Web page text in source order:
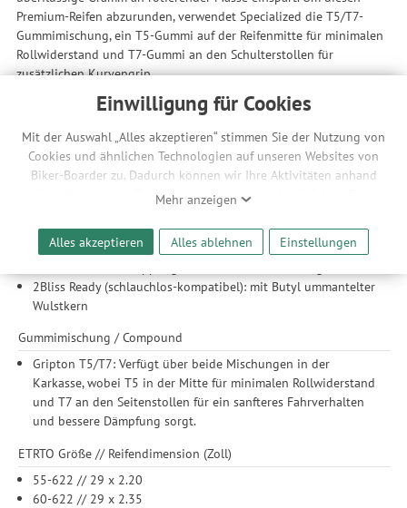
Einwilligung für Cookies
Mit der Auswahl „Alles akzeptieren“ stimmen Sie der Nutzung von
Cookies und ähnlichen Technologien auf unseren Websites von
Biker-Boarder zu. Dadurch können wir Ihre Aktivitäten anhand
Ihrer Geräte- und Browsereinstellungen nachvollziehen. Dies
Werbeanzeigen für Sie bereitzustellen sowie Funktionalitäten
unserer Website sicherzustellen und stetig zu verbessern. Dabei
werden Ihre Daten auch an Drittanbieter und Werbepartner
weitergegeben. Die Verarbeitung erfolgt ausschließlich zum
Zwecke der Einbindung von Streaming-Inhalten und der
Produktempfehlungen und nutzungsbasierter Werbung.
Informationen zu den einzelnen Funktionen, den Drittanbietern
und der Speicherdauer finden Sie unter Einstellungen. Diese
Einwilligung ist freiwillig, für die Nutzung unserer Website nicht
erforderlich und gilt, bis sie widerrufen wird. Sie können Ihre
Drittanbieter erteilen und jederzeit für die Zukunft widerrufen.
Mehr anzeigen
Alles akzeptieren Alles ablehnen Einstellungen
Premium-Reifen abzurunden, verwendet Specialized die T5/T7-
Gummimischung, ein T5-Gummi auf der Reifenmitte für minimalen
Rollwiderstand und T7-Gummi an den Schulterstollen für
zusätzlichen Kurvengrip.
Hier als 29 Zoll Ausführung mit S-Works Karkasse und Gripton
T5/T7 Gummimischung.
Features
S-Works: Leichte, geschmeidige XC-Rennkarkasse. 120 TPI,
2Bliss Ready (schlauchlos-kompatibel): mit Butyl ummantelter
Wulstkern
Gummimischung / Compound
Gripton T5/T7: Verfügt über beide Mischungen in der
Karkasse, wobei T5 in der Mitte für minimalen Rollwiderstand
und T7 an den Seitenstollen für ein sanfteres Fahrverhalten
und bessere Dämpfung sorgt.
ETRTO Größe // Reifendimension (Zoll)
55-622 // 29 x 2.20
60-622 // 29 x 2.35